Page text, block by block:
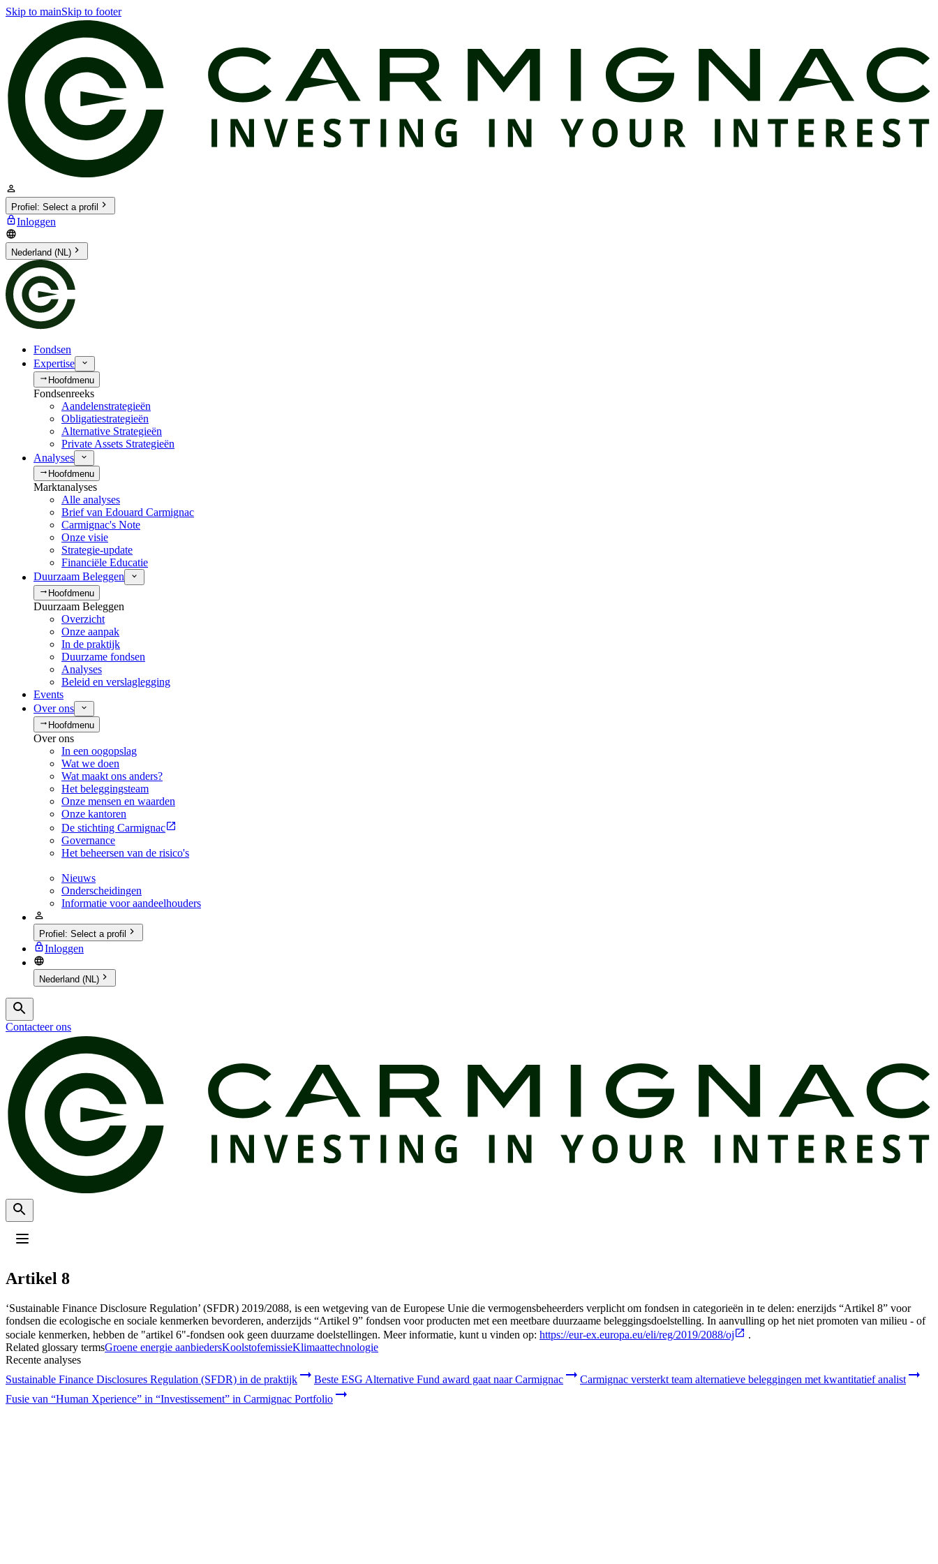
Skip to mainSkip to footer
Profiel : Select a profil
Inloggen
Nederland (NL)
Fondsen
Expertise
Hoofdmenu
Fondsenreeks
Aandelenstrategieën
Obligatiestrategieën
Alternative Strategieën
Private Assets Strategieën
Analyses
Hoofdmenu
Marktanalyses
Alle analyses
Brief van Edouard Carmignac
Carmignac's Note
Onze visie
Strategie-update
Financiële Educatie
Duurzaam Beleggen
Hoofdmenu
Duurzaam Beleggen
Overzicht
Onze aanpak
In de praktijk
Duurzame fondsen
Analyses
Beleid en verslaglegging
Events
Over ons
Hoofdmenu
Over ons
In een oogopslag
Wat we doen
Wat maakt ons anders?
Het beleggingsteam
Onze mensen en waarden
Onze kantoren
De stichting Carmignac
Governance
Het beheersen van de risico's
Nieuws
Onderscheidingen
Informatie voor aandeelhouders
Profiel: Select a profil
Inloggen
Nederland (NL)
Contacteer ons
Kies uw profiel
Het Professionele beleggers profiel is momenteel geselecteerd.
Particulier
Voor individuele beleggers die willen beleggen of kennis willen maken met de beleggingen en diensten van Carmignac.
Voor financiële tussenpersonen of institutionele beleggers die op zoek zijn naar inzichten en beleggingsoplossing.
Artikel 8
‘Sustainable Finance Disclosure Regulation’ (SFDR) 2019/2088, is een wetgeving van de Europese Unie die vermogensbeheerders verplicht om fondsen in categorieën in te delen: enerzijds “Artikel 8” voor
fondsen die ecologische en sociale kenmerken bevorderen, anderzijds “Artikel 9” fondsen voor producten met een meetbare duurzaame beleggingsdoelstelling. In aanvulling op het niet promoten van milieu - of
sociale kenmerken, hebben de "artikel 6"-fondsen ook geen duurzame doelstellingen. Meer informatie, kunt u vinden op: https://eur-ex.europa.eu/eli/reg/2019/2088/oj
.
Related glossary termsGroene energie aanbiedersKoolstofemissieKlimaattechnologie
Recente analyses
Sustainable Finance Disclosures Regulation (SFDR) in de praktijk
Beste ESG Alternative Fund award gaat naar Carmignac
Carmignac versterkt team alternatieve beleggingen met kwantitatief analist
Fusie van “Human Xperience” in “Investissement” in Carmignac Portfolio